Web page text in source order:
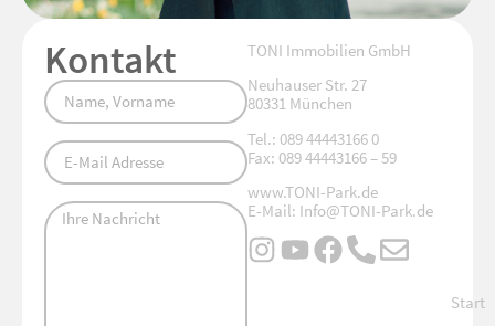
Kontakt
TONI Immobilien GmbH
Neuhauser Str. 27
80331 München
Tel.: 089 44443166 0
Fax: 089 44443166 – 59
www.TONI-Park.de
E-Mail: Info@TONI-Park.de
Start